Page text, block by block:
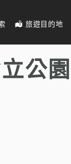
旅遊目的地
公園